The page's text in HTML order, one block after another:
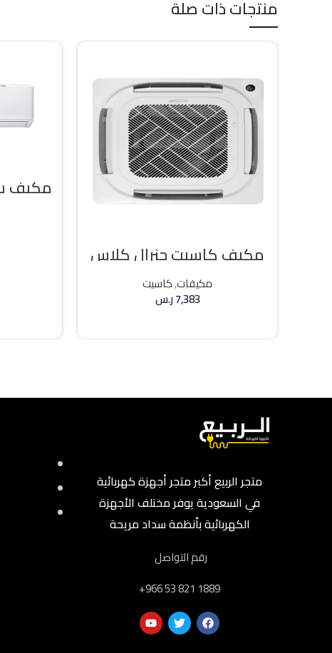
منتجات ذات صلة
مكيف كاسيت جنرال كلاس
36000 وحده حار / بارد
مكيفات,كاسيت
7,383ر.س
متجر الربيع أكبر متجر أجهزة كهربائية
في السعودية يوفر مختلف الأجهزة
الكهربائية بأنظمة سداد مريحة
رقم التواصل
‎+966 53 821 1889